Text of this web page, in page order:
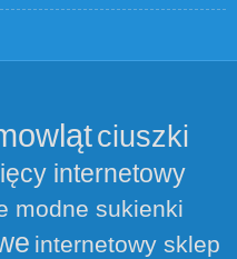
ciuszki
internetowy
modne sukienki
internetowy sklep